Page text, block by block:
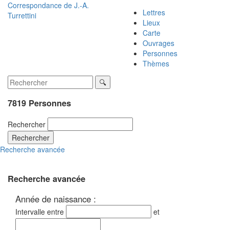
Correspondance de J.-A.
Turrettini
Lettres
Lieux
Carte
Ouvrages
Personnes
Thèmes
7819 Personnes
Rechercher
Rechercher
Recherche avancée
Recherche avancée
Année de naissance :
Intervalle entre et